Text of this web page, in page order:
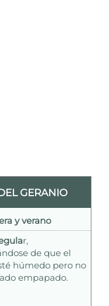
GERANIO
y verano
r,
de que el
húmedo pero no
empapado.